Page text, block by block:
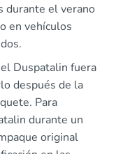
durante el verano
en vehículos
Duspatalin fuera
después de la
Para
durante un
original